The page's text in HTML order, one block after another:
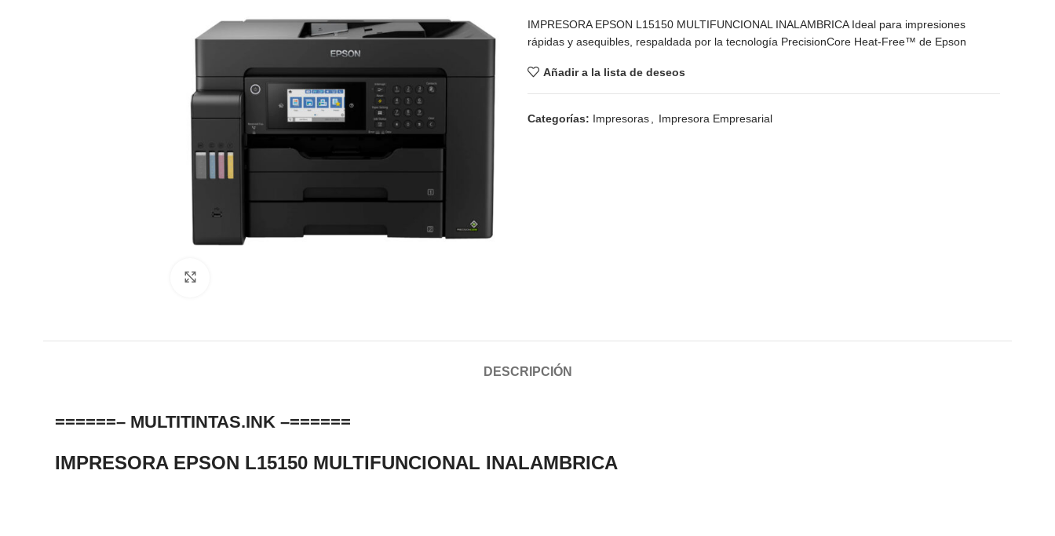
IMPRESORA EPSON L15150 MULTIFUNCIONAL INALAMBRICA Ideal para impresiones
rápidas y asequibles, respaldada por la tecnología PrecisionCore Heat-Free™ de Epson
Añadir a la lista de deseos
Categorías: Impresoras Impresora Empresarial
DESCRIPCIÓN
======– MULTITINTAS.INK –======
IMPRESORA EPSON L15150 MULTIFUNCIONAL INALAMBRICA